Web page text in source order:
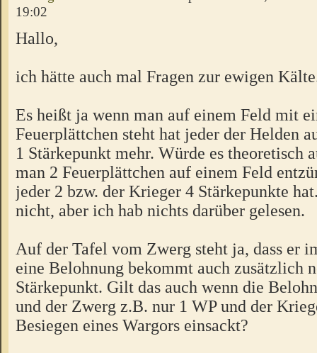
19:02
Hallo,
ich hätte auch mal Fragen zur ewigen
Es heißt ja wenn man auf einem Feld mit
Feuerplättchen steht hat jeder der Helden
1 Stärkepunkt mehr. Würde es theoretisch
man 2 Feuerplättchen auf einem Feld
jeder 2 bzw. der Krieger 4 Stärkepunkte
nicht, aber ich hab nichts darüber gelesen.
Auf der Tafel vom Zwerg steht ja, dass er
eine Belohnung bekommt auch zusätzlich
Stärkepunkt. Gilt das auch wenn die
und der Zwerg z.B. nur 1 WP und der
Besiegen eines Wargors einsackt?